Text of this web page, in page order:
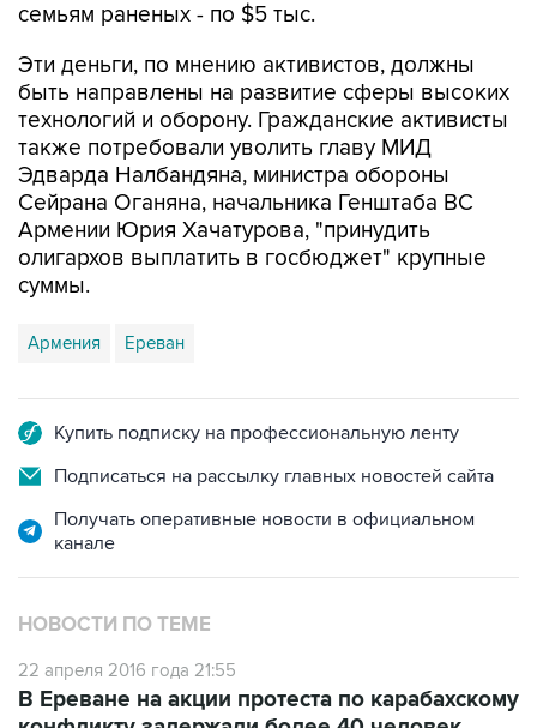
Эти деньги, по мнению активистов, должны
технологий и оборону. Гражданские активисты
также потребовали уволить главу МИД
Эдварда Налбандяна, министра обороны
Сейрана Оганяна, начальника Генштаба ВС
Армении Юрия Хачатурова, "принудить
олигархов выплатить в госбюджет" крупные
суммы.
Армения
Подписаться на рассылку главных новостей сайта
Получать оперативные новости в официальном
НОВОСТИ ПО ТЕМЕ
22 апреля 2016 года 21:55
конфликту задержали более 40 человек